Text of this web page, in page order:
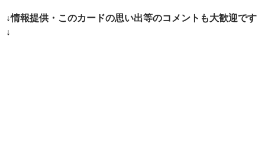
ー
シ
↓情報提供・このカードの思い出等のコメントも大歓迎です
↓